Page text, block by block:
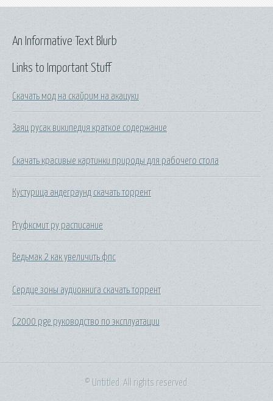
Links to Important Stuff
Скачать мод на скайрим на акацуки
Заяц русак википедия краткое содержание
Скачать красивые картинки природы для рабочего стола
Кустурица андеграунд скачать торрент
Ргуфксмит ру расписание
Ведьмак 2 как увеличить фпс
Сердце зоны аудиокнига скачать торрент
С2000 pge руководство по эксплуатации
An Informative Text Blurb
© Untitled. All rights reserved.